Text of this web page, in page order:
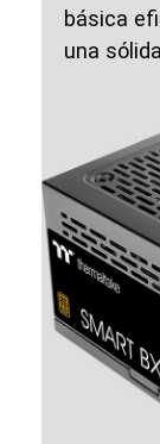
básica
una